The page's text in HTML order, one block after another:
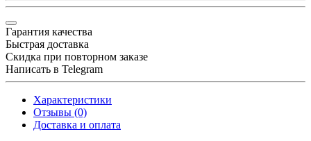
Гарантия качества
Быстрая доставка
Скидка при повторном заказе
Написать в Telegram
Характеристики
Отзывы (0)
Доставка и оплата